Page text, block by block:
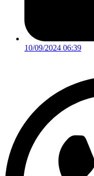
10/09/2024 06:39